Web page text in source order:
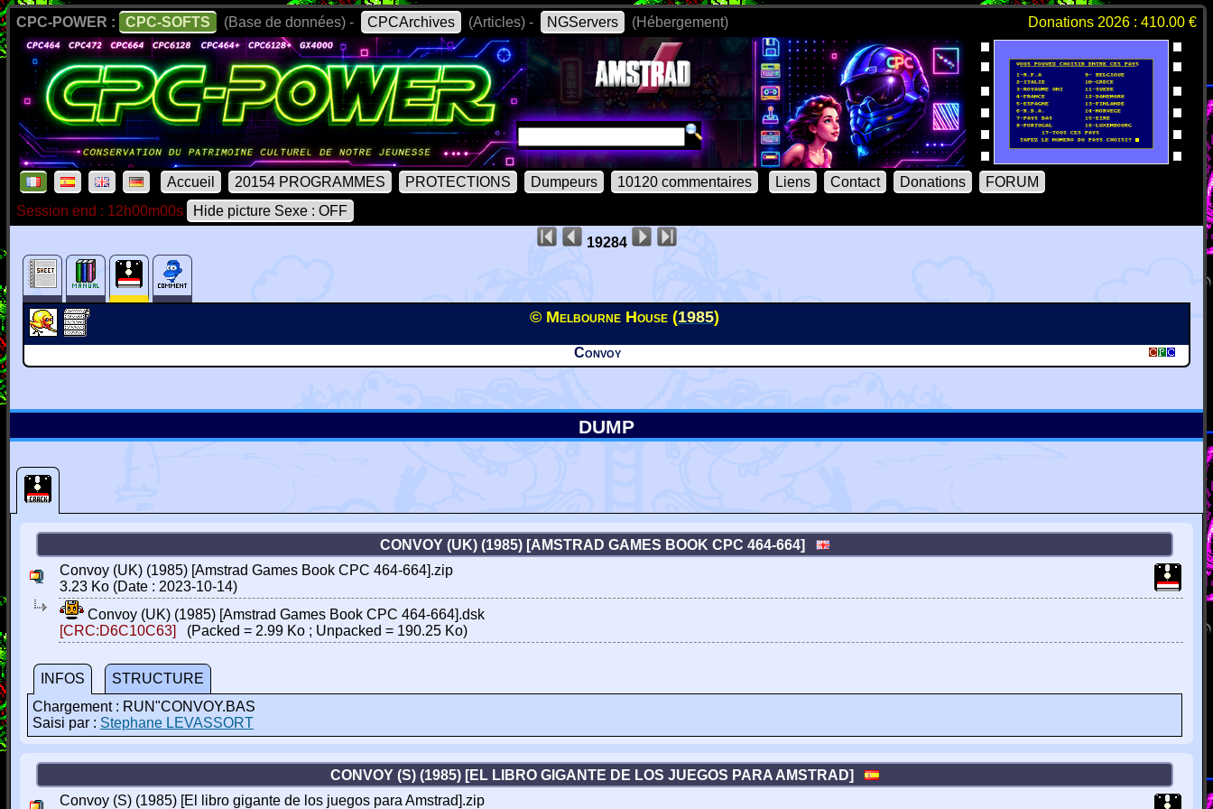
CPC-POWER : CPC-SOFTS (Base de données) - CPCArchives (Articles) - NGServers (Hébergement) Donations 2026 : 410.00 €
Accueil 20154 PROGRAMMES PROTECTIONS Dumpeurs 10120 commentaires Liens Contact Donations
FORUM
Session end : 12h00m00s
Hide picture Sexe : OFF
19284
© Melbourne House (1985)
Convoy
DUMP
CONVOY (UK) (1985) [AMSTRAD GAMES BOOK CPC 464-664]
Convoy (UK) (1985) [Amstrad Games Book CPC 464-664].zip
3.23 Ko (Date : 2023-10-14)
Convoy (UK) (1985) [Amstrad Games Book CPC 464-664].dsk
[CRC:D6C10C63]
(Packed = 2.99 Ko ; Unpacked = 190.25 Ko)
INFOS
STRUCTURE
Chargement : RUN"CONVOY.BAS
Saisi par : Stephane LEVASSORT
CONVOY (S) (1985) [EL LIBRO GIGANTE DE LOS JUEGOS PARA AMSTRAD]
Convoy (S) (1985) [El libro gigante de los juegos para Amstrad].zip